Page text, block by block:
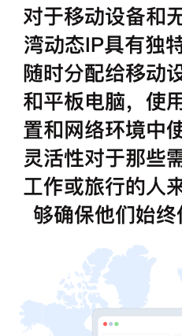
对于移动设备和
湾动态IP具有独
随时分配给移动
和平板电脑，使
置和网络环境中
灵活性对于那些
工作或旅行的人
够确保他们始终